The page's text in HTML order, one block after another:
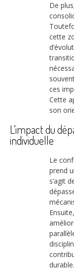
De
cette
ces
Cette
son
L’impact du
individuelle
Le
prend
s’agit
Ensuite,
durable.